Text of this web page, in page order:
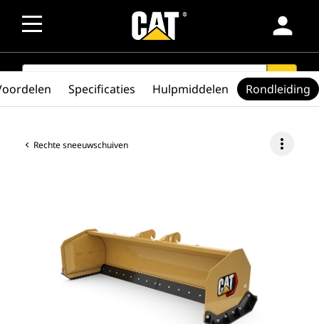
person
SEARCH search
Rechte sneeuwschuiven more_vert
Specificaties Hulpmiddelen Rondleiding